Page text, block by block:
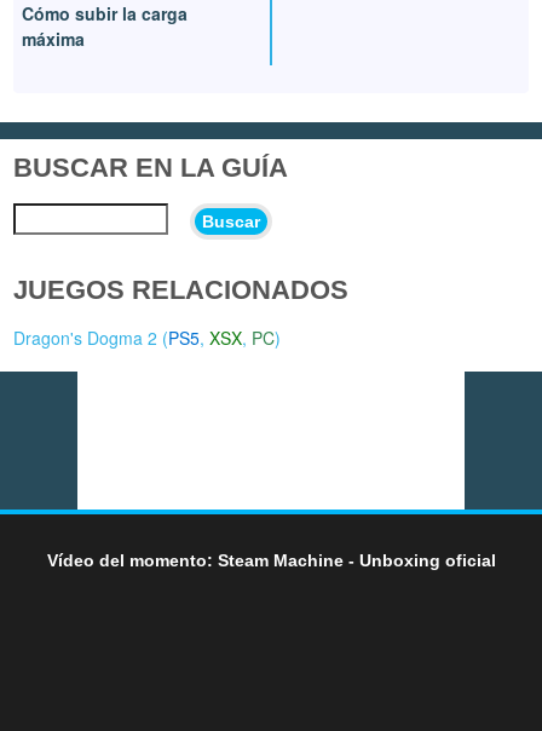
Cómo subir la carga
máxima
BUSCAR EN LA GUÍA
Buscar
JUEGOS RELACIONADOS
Dragon's Dogma 2 (PS5,XSX, PC)
Vídeo del momento: Steam Machine - Unboxing oficial